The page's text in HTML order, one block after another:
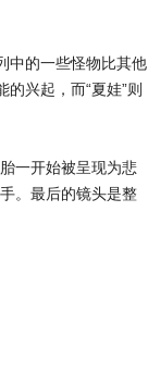
中的一些怪物比其他
兴起，而“夏娃”则
一开始被呈现为悲
。最后的镜头是整